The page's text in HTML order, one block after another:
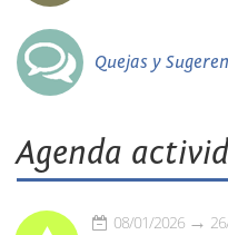
Quejas y
Agenda
08/01/2026